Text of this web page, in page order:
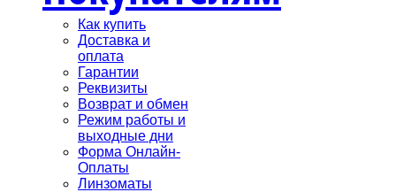
Как купить
Доставка и
оплата
Гарантии
Реквизиты
Возврат и обмен
Режим работы и
выходные дни
Форма Онлайн-
Оплаты
Линзоматы